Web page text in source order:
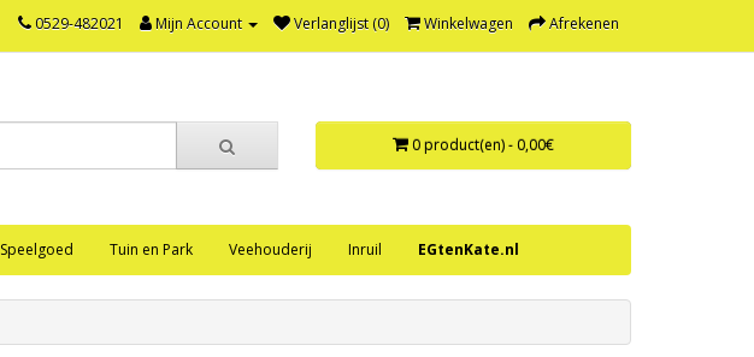
0529-482021 Mijn Account Verlanglijst (0) Winkelwagen Afrekenen
0 product(en) - 0,00€
Speelgoed Tuin en Park Veehouderij Inruil EGtenKate.nl